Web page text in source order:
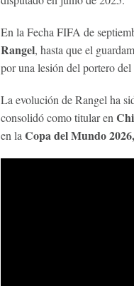
En la Fecha FIFA de
Rangel, hasta que el
por una lesión del portero del
La evolución de Rangel ha
consolidó como titular en
en laCopa del Mundo 2026,